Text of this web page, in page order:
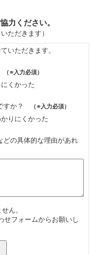
力ください。
ただきます）
いただきます。
（※入力必須）
くかった
すか？ （※入力必須）
りにくかった
どの具体的な理由があれ
ん。
せフォームからお願いし